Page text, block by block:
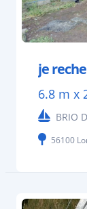
je
6.8 m x
BRIO
56100